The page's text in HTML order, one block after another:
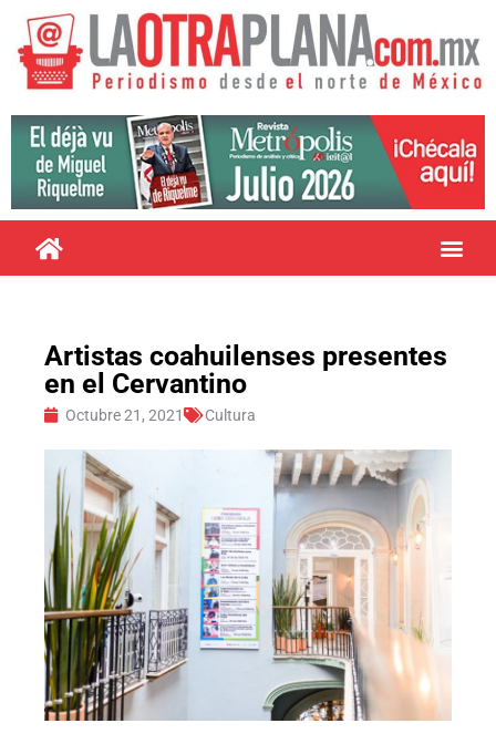
Artistas coahuilenses presentes
en el Cervantino
Octubre 21, 2021 Cultura